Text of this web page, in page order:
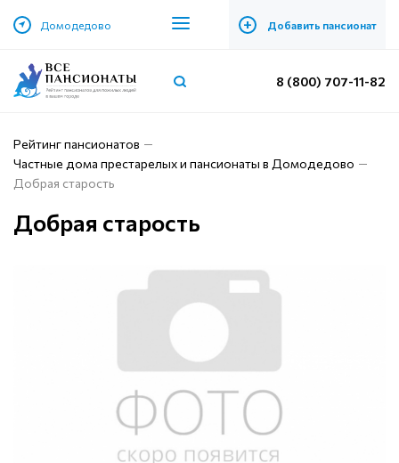
Домодедово + Добавить пансионат
8 (800) 707-11-82
Рейтинг пансионатов
Частные дома престарелых и пансионаты в Домодедово
Добрая старость
Добрая старость